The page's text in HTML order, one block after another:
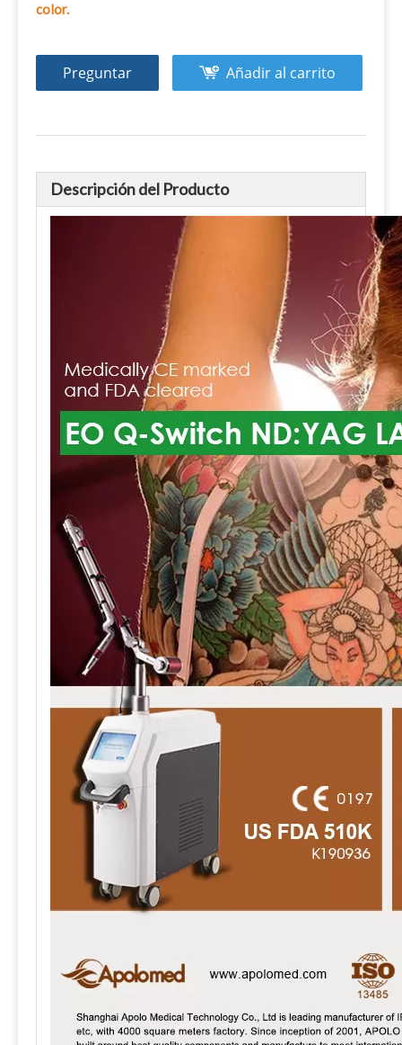
color.
Preguntar Añadir al carrito
Descripción del Producto